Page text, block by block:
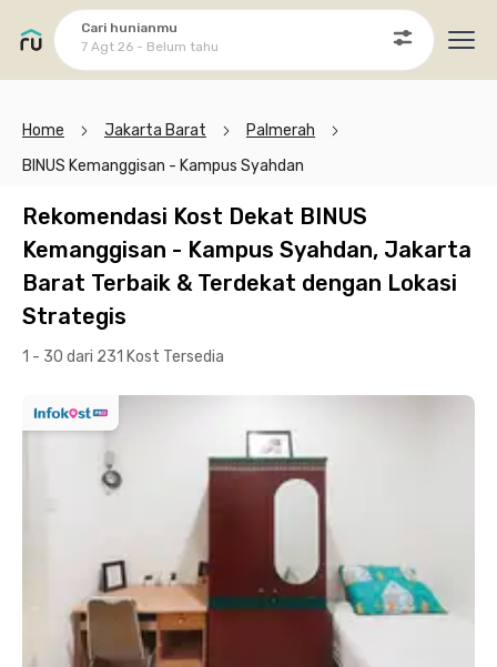
Cari hunianmu
7 Agt 26 - Belum tahu
Home Jakarta Barat
Palmerah
BINUS Kemanggisan - Kampus Syahdan
Rekomendasi Kost Dekat BINUS
Kemanggisan - Kampus Syahdan, Jakarta
Barat Terbaik & Terdekat dengan Lokasi
Strategis
1 - 30 dari 231 Kost Tersedia